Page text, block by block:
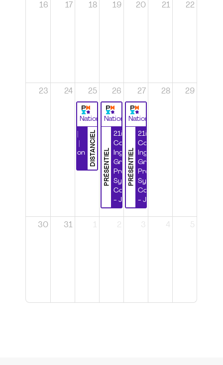
16 17 18 19 20 21 22
23 24 25
National
DISTANCIEL
Certification
26
National
PRÉSENTIEL
21ième
Congrès
Ingénierie
Grands
Projets et
Systèmes
Complexes
- Jour 1
27
National
PRÉSENTIEL
21ième
Congrès
Ingénierie
Grands
Projets et
Systèmes
Complexes
- Jour 2
28 29
30 31 1 2 3 4 5